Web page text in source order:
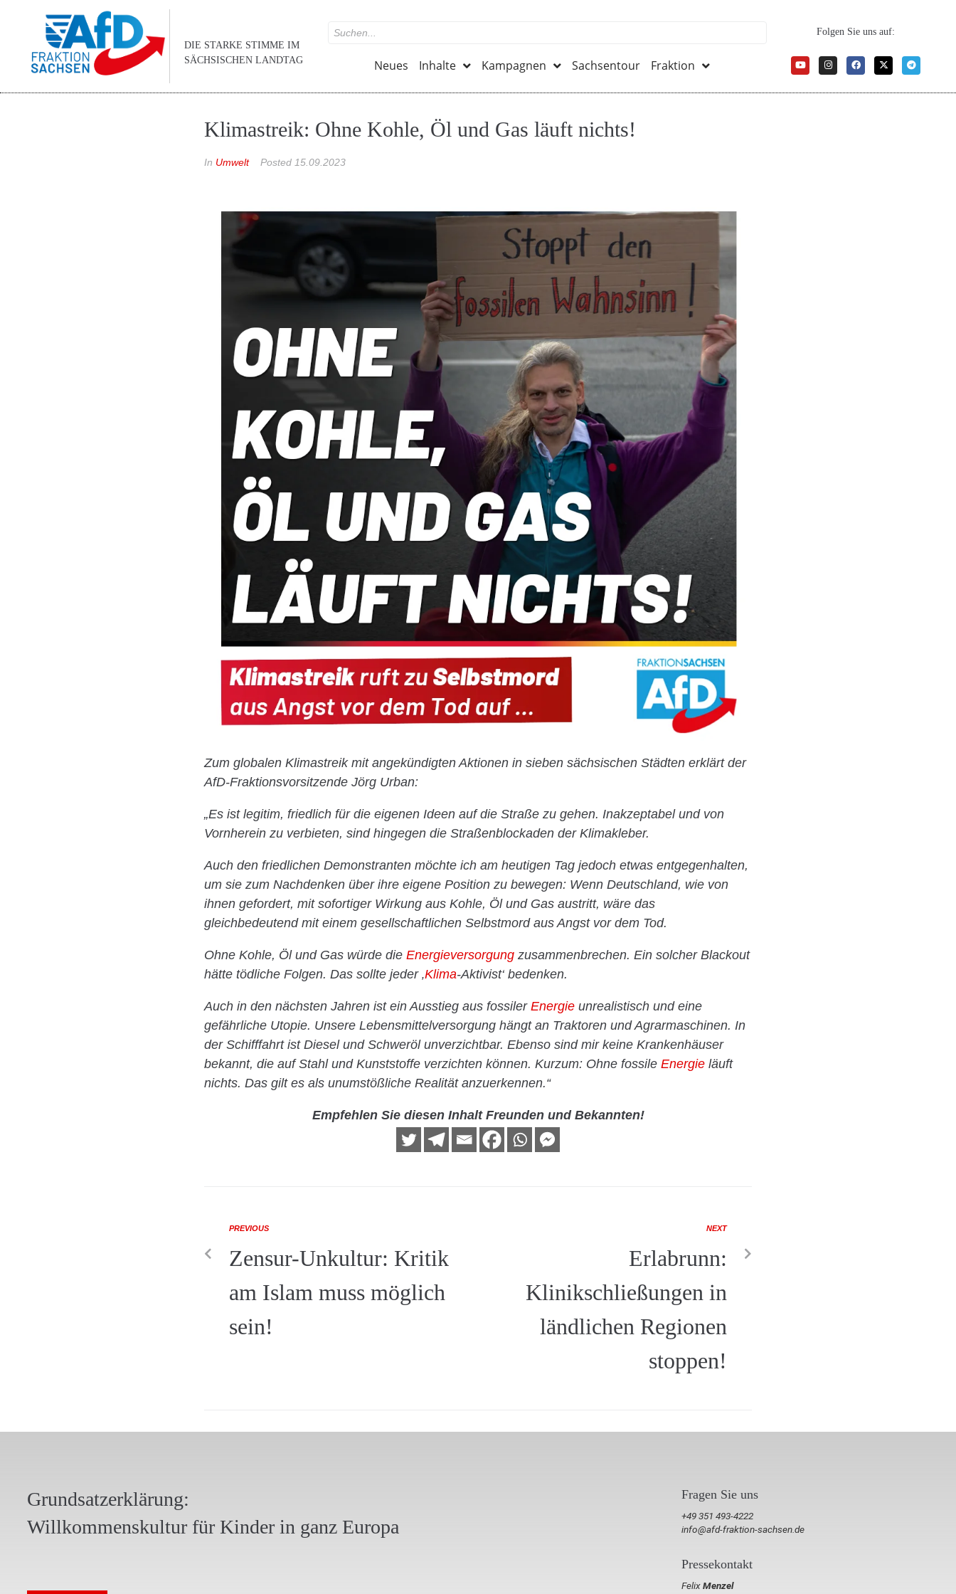
DIE STARKE STIMME IM
SÄCHSISCHEN LANDTAG
Neues Inhalte Kampagnen Sachsentour Fraktion
Folgen Sie uns auf:
Klimastreik: Ohne Kohle, Öl und Gas läuft nichts!
In Umwelt Posted 15.09.2023
Zum globalen Klimastreik mit angekündigten Aktionen in sieben sächsischen Städten erklärt der
AfD-Fraktionsvorsitzende Jörg Urban:
„Es ist legitim, friedlich für die eigenen Ideen auf die Straße zu gehen. Inakzeptabel und von
Vornherein zu verbieten, sind hingegen die Straßenblockaden der Klimakleber.
Auch den friedlichen Demonstranten möchte ich am heutigen Tag jedoch etwas entgegenhalten,
um sie zum Nachdenken über ihre eigene Position zu bewegen: Wenn Deutschland, wie von
ihnen gefordert, mit sofortiger Wirkung aus Kohle, Öl und Gas austritt, wäre das
gleichbedeutend mit einem gesellschaftlichen Selbstmord aus Angst vor dem Tod.
Ohne Kohle, Öl und Gas würde die Energieversorgung zusammenbrechen. Ein solcher Blackout
hätte tödliche Folgen. Das sollte jeder ‚Klima-Aktivist‘ bedenken.
Auch in den nächsten Jahren ist ein Ausstieg aus fossiler Energie unrealistisch und eine
gefährliche Utopie. Unsere Lebensmittelversorgung hängt an Traktoren und Agrarmaschinen. In
der Schifffahrt ist Diesel und Schweröl unverzichtbar. Ebenso sind mir keine Krankenhäuser
bekannt, die auf Stahl und Kunststoffe verzichten können. Kurzum: Ohne fossile Energie läuft
nichts. Das gilt es als unumstößliche Realität anzuerkennen.“
Empfehlen Sie diesen Inhalt Freunden und Bekannten!
PREVIOUS
Zensur-Unkultur: Kritik
am Islam muss möglich
sein!
NEXT
Erlabrunn:
Klinikschließungen in
ländlichen Regionen
stoppen!
Grundsatzerklärung:
Willkommenskultur für Kinder in ganz Europa
Fragen Sie uns
+49 351 493-4222
info@afd-fraktion-sachsen.de
Pressekontakt
FelixMenzel